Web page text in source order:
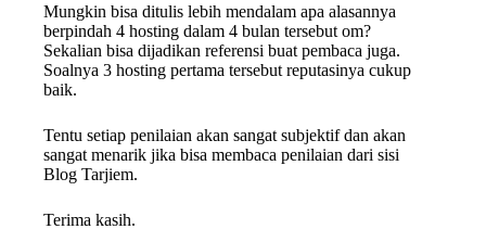
Mungkin bisa ditulis lebih mendalam apa alasannya
berpindah 4 hosting dalam 4 bulan tersebut om?
Sekalian bisa dijadikan referensi buat pembaca juga.
Soalnya 3 hosting pertama tersebut reputasinya cukup
baik.
Tentu setiap penilaian akan sangat subjektif dan akan
sangat menarik jika bisa membaca penilaian dari sisi
Blog Tarjiem.
Terima kasih.